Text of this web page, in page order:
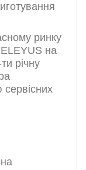
ринку
на
річну